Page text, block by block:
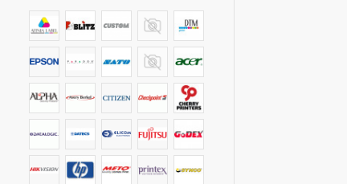
ПРОМОЦИИ
Радиочестотни антени
Търговско оборудване
Фискални устройства
Ценови профили